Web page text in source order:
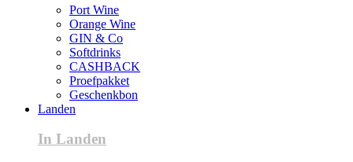
Port Wine
Orange Wine
GIN & Co
Softdrinks
CASHBACK
Proefpakket
Geschenkbon
Landen
In Landen